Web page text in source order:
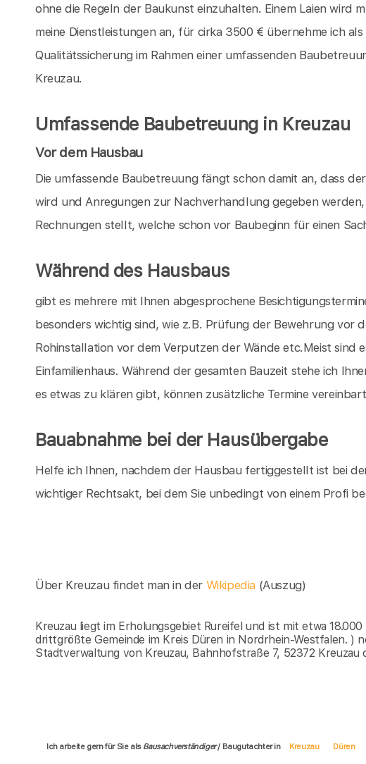
ohne die Regeln der Baukunst einzuhalten. Einem Laien wird
meine Dienstleistungen an, für cirka 3500 € übernehme ich
Qualitätssicherung im Rahmen einer umfassenden
Kreuzau.
Umfassende Baubetreuung in Kreuzau
Vor dem Hausbau
Die umfassende Baubetreuung fängt schon damit an, dass
wird und Anregungen zur Nachverhandlung gegeben
Rechnungen stellt, welche schon vor Baubeginn für einen
Während des Hausbaus
gibt es mehrere mit Ihnen abgesprochene
besonders wichtig sind, wie z.B. Prüfung der Bewehrung vor
Rohinstallation vor dem Verputzen der Wände etc.Meist sind
Einfamilienhaus. Während der gesamten Bauzeit stehe ich
es etwas zu klären gibt, können zusätzliche Termine
Bauabnahme bei der Hausübergabe
Helfe ich Ihnen, nachdem der Hausbau fertiggestellt ist bei
wichtiger Rechtsakt, bei dem Sie unbedingt von einem Profi
Über Kreuzau findet man in der Wikipedia (Auszug)
Kreuzau liegt im Erholungsgebiet Rureifel und ist mit etwa
drittgrößte Gemeinde im Kreis Düren in Nordrhein-Westfalen. )
Stadtverwaltung von Kreuzau, Bahnhofstraße 7, 52372 Kreuzau
Ich arbeite gern für Sie als Bausachverständiger/ Baugutachter in Kreuzau Düren